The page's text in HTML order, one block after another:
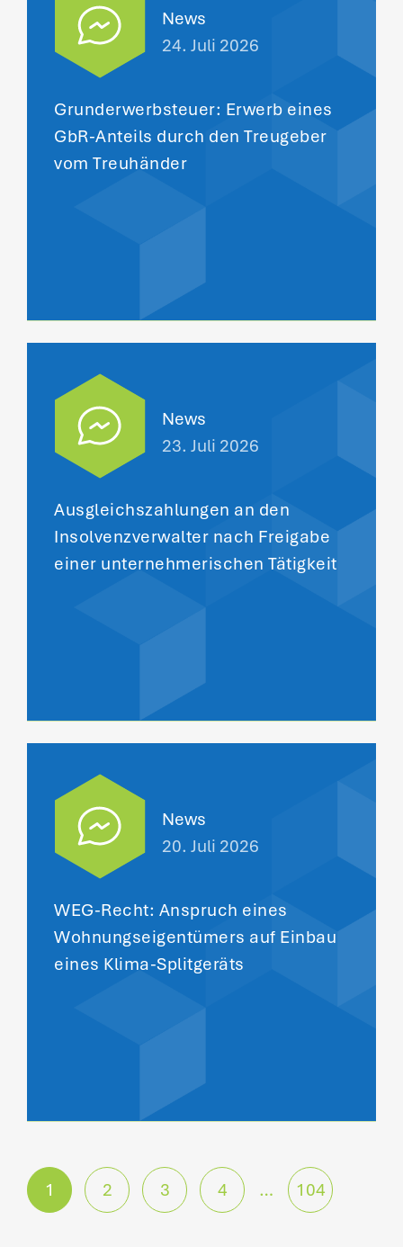
News
24. Juli 2026
Grunderwerbsteuer: Erwerb eines
GbR-Anteils durch den Treugeber
vom Treuhänder
News
23. Juli 2026
Ausgleichszahlungen an den
Insolvenzverwalter nach Freigabe
einer unternehmerischen Tätigkeit
News
20. Juli 2026
WEG-Recht: Anspruch eines
Wohnungseigentümers auf Einbau
eines Klima-Splitgeräts
P
o
1 2 3 4 … 104